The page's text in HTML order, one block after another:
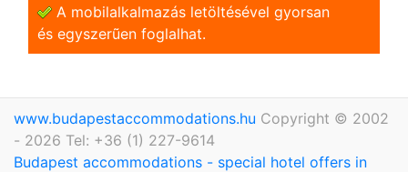
A mobilalkalmazás letöltésével gyorsan
és egyszerũen foglalhat.
www.budapestaccommodations.hu Copyright © 2002
- 2026 Tel: +36 (1) 227-9614
Budapest accommodations - special hotel offers in